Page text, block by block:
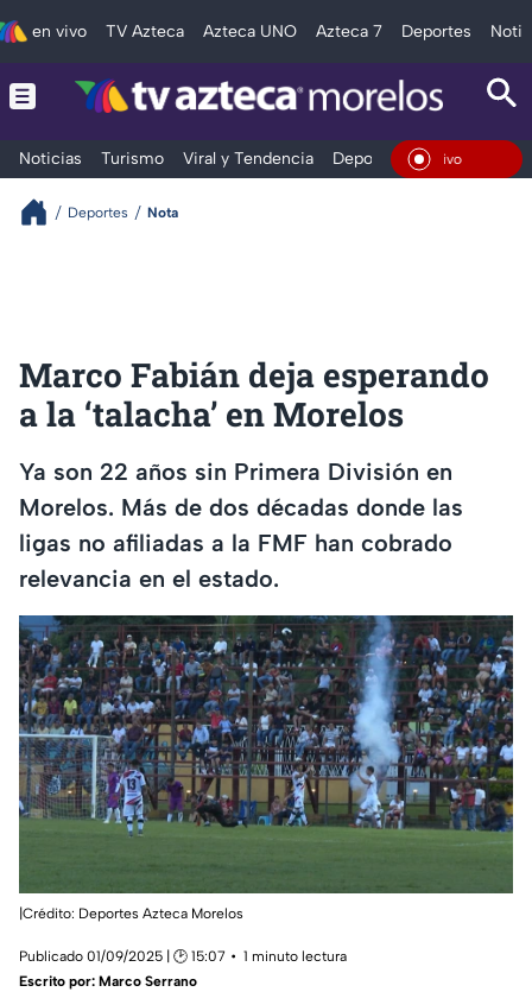
en vivo TV Azteca Azteca UNO Azteca 7 Deportes
Noticias Turismo Viral y Tendencia Deportes Espectáculos
En Vivo
Deportes Nota
Marco Fabián deja esperando
a la ‘talacha’ en Morelos
Ya son 22 años sin Primera División en
Morelos. Más de dos décadas donde las
ligas no afiliadas a la FMF han cobrado
relevancia en el estado.
|Crédito: Deportes Azteca Morelos
Publicado 01/09/2025 | 🕑 15:07
1 minuto lectura
Escrito por: Marco Serrano